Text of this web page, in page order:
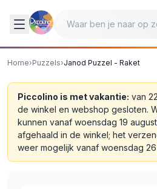
Home›Puzzels›Janod Puzzel - Raket
Piccolino is met vakantie: van
de winkel en webshop gesloten.
kunnen vanaf woensdag 19
afgehaald in de winkel; het
weer mogelijk vanaf woensdag 26